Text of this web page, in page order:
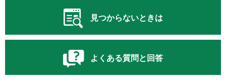
見つからないときは
よくある質問と回答